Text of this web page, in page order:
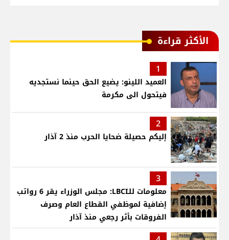
الأكثر قراءة
1
العميد اللينو: يضيع الحق حينما نستجديه
فيتحول الى مكرمة
2
إليكم حصيلة ضحايا الحرب منذ 2 آذار
3
معلومات للـLBCI: مجلس الوزراء يقر 6 رواتب
إضافية لموظفي القطاع العام وصرف
الفروقات بأثر رجعي منذ آذار